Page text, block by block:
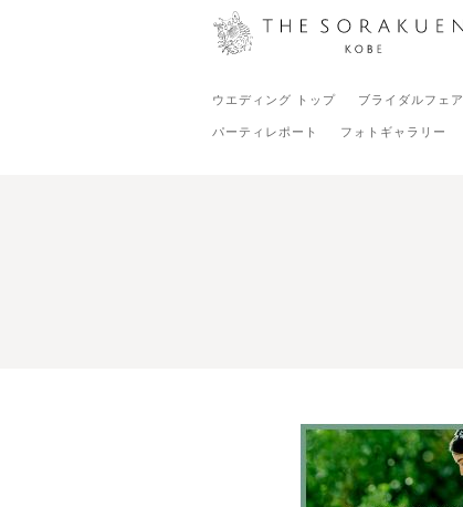
ウエディング トップ ブライダルフェア
パーティレポート フォトギャラリー